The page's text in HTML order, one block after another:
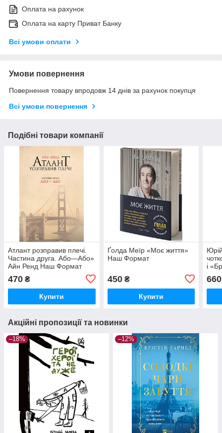
Оплата на рахунок
Оплата на карту Приват Банку
Всі умови оплати
Умови повернення
Повернення товару впродовж 14 днів за рахунок покупця
Всі умови повернення
Подібні товари компанії
Атлант розправив плечі.
Частина друга. Або—Або»
Айн Ренд Наш Формат
470 ₴
Купити
Ґолда Меїр «Моє життя»
Наш Формат
450₴
Купити
і
660
Акційні пропозиції та новинки
–18% –12%